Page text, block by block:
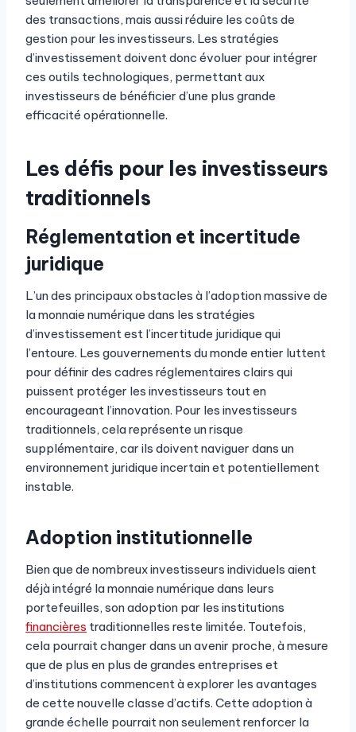
des transactions, mais aussi réduire les coûts de
gestion pour les investisseurs. Les stratégies
d’investissement doivent donc évoluer pour intégrer
ces outils technologiques, permettant aux
investisseurs de bénéficier d’une plus grande
efficacité opérationnelle.
Les défis pour les investisseurs
traditionnels
Réglementation et incertitude
juridique
L’un des principaux obstacles à l’adoption massive de
la monnaie numérique dans les stratégies
d’investissement est l’incertitude juridique qui
l’entoure. Les gouvernements du monde entier luttent
pour définir des cadres réglementaires clairs qui
puissent protéger les investisseurs tout en
encourageant l’innovation. Pour les investisseurs
traditionnels, cela représente un risque
supplémentaire, car ils doivent naviguer dans un
environnement juridique incertain et potentiellement
instable.
Adoption institutionnelle
Bien que de nombreux investisseurs individuels aient
déjà intégré la monnaie numérique dans leurs
portefeuilles, son adoption par les institutions
financières traditionnelles reste limitée. Toutefois,
cela pourrait changer dans un avenir proche, à mesure
que de plus en plus de grandes entreprises et
d’institutions commencent à explorer les avantages
de cette nouvelle classe d’actifs. Cette adoption à
grande échelle pourrait non seulement renforcer la